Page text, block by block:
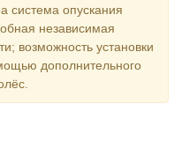
система опускания
независимая
возможность установки
дополнительного